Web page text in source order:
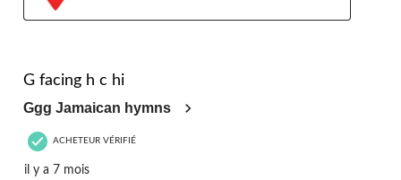
G facing h c hi
Ggg Jamaican hymns
ACHETEUR VÉRIFIÉ
il y a 7 mois